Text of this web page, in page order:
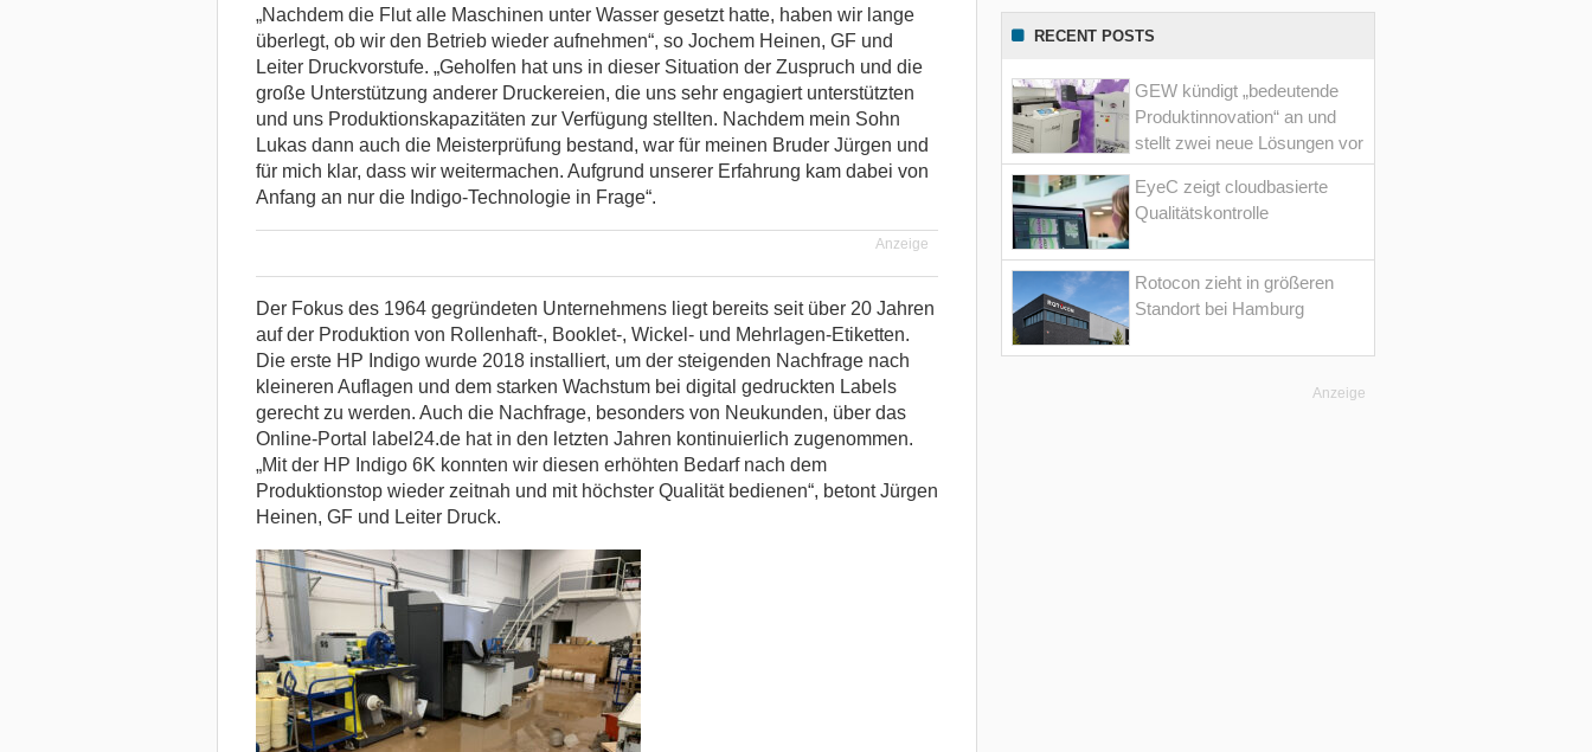
„Nachdem die Flut alle Maschinen unter Wasser gesetzt hatte, haben wir lange
überlegt, ob wir den Betrieb wieder aufnehmen“, so Jochem Heinen, GF und
Leiter Druckvorstufe. „Geholfen hat uns in dieser Situation der Zuspruch und die
große Unterstützung anderer Druckereien, die uns sehr engagiert unterstützten
und uns Produktionskapazitäten zur Verfügung stellten. Nachdem mein Sohn
Lukas dann auch die Meisterprüfung bestand, war für meinen Bruder Jürgen und
für mich klar, dass wir weitermachen. Aufgrund unserer Erfahrung kam dabei von
Anfang an nur die Indigo-Technologie in Frage“.
Anzeige
Der Fokus des 1964 gegründeten Unternehmens liegt bereits seit über 20 Jahren
auf der Produktion von Rollenhaft-, Booklet-, Wickel- und Mehrlagen-Etiketten.
Die erste HP Indigo wurde 2018 installiert, um der steigenden Nachfrage nach
kleineren Auflagen und dem starken Wachstum bei digital gedruckten Labels
gerecht zu werden. Auch die Nachfrage, besonders von Neukunden, über das
Online-Portal label24.de hat in den letzten Jahren kontinuierlich zugenommen.
„Mit der HP Indigo 6K konnten wir diesen erhöhten Bedarf nach dem
Produktionstop wieder zeitnah und mit höchster Qualität bedienen“, betont Jürgen
Heinen, GF und Leiter Druck.
RECENT POSTS
GEW kündigt „bedeutende
Produktinnovation“ an und
stellt zwei neue Lösungen vor
EyeC zeigt cloudbasierte
Qualitätskontrolle
Rotocon zieht in größeren
Standort bei Hamburg
Anzeige